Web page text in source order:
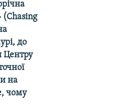
(Chasing
до
Центру
на
чому